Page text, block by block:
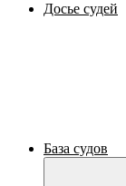
Досье судей
База судов